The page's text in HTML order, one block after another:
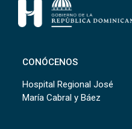
CONÓCENOS
Hospital Regional José
María Cabral y Báez